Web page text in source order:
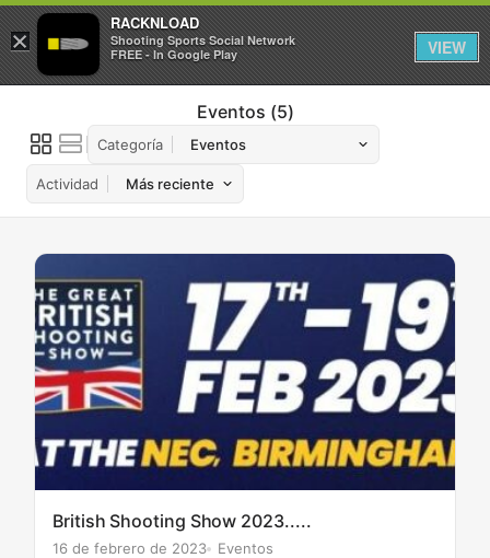
Iniciar sesión Registrarse
Eventos 5
Categoría
Actividad
British Shooting Show 2023.....
16 de febrero de 2023 Eventos
×
RACKNLOAD
Shooting Sports Social Network
FREE - In Google Play
VIEW